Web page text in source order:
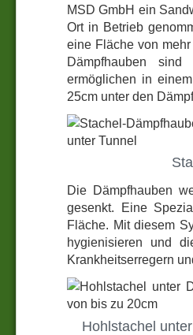
MSD GmbH ein
Ort in Betrieb
eine Fläche von
Dämpfhauben
ermöglichen in
25cm unter den
Die Dämpfhauben
gesenkt. Eine
Fläche. Mit diesem
hygienisieren und
Krankheitserregern
Hohlstachel